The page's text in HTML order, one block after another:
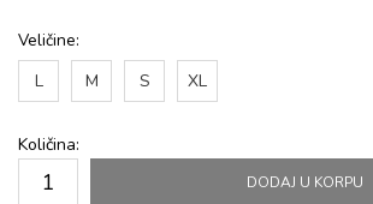
Veličine:
L
M S XL
Količina:
DODAJ U KORPU